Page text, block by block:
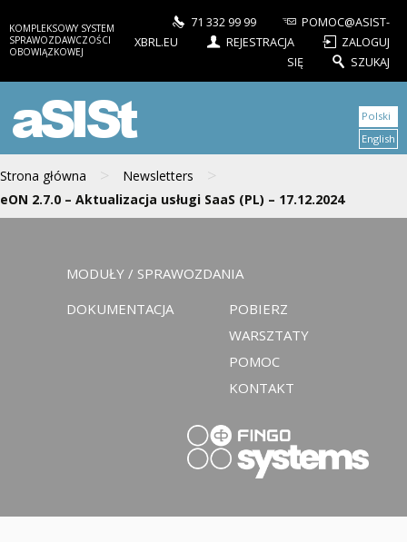
KOMPLEKSOWY SYSTEM
SPRAWOZDAWCZOŚCI
OBOWIĄZKOWEJ
71 332 99 99
POMOC@ASIST-
XBRL.EU
REJESTRACJA
ZALOGUJ
SIĘ
SZUKAJ
aSISt
Strona główna > Newsletters >
eON 2.7.0 – Aktualizacja usługi SaaS (PL) – 17.12.2024
Polski
English
MODUŁY / SPRAWOZDANIA
DOKUMENTACJA
POBIERZ
WARSZTATY
POMOC
KONTAKT